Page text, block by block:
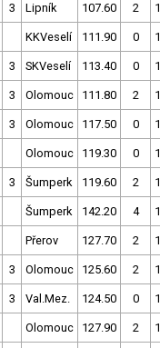
3 Lipník 107.60 2
KKVeselí 111.90 0
3 SKVeselí 113.40 0
3 Olomouc 111.80 2
3 Olomouc 117.50 0
Olomouc 119.30 0
3 Šumperk 119.60 2
Šumperk 142.20 4
Přerov 127.70 2
3 Olomouc 125.60 2
3 Val.Mez. 124.50 0
Olomouc 127.90 2